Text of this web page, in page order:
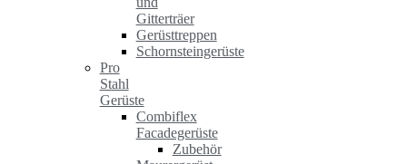
Gitterträer
Gerüsttreppen
Schornsteingerüste
Pro
Stahl
Gerüste
Combiflex
Facadegerüste
Zubehör